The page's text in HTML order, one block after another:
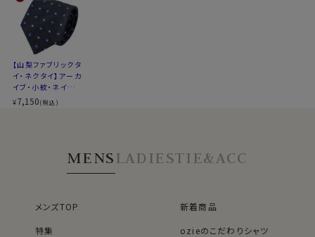
生地
山梨ファブリック
生地の
特徴
アーカイブ
風に再構築した柄。ビンテージ風でありな
がらモダンな印象。
※商品により長さに多少の差があります
【山梨ファブリックタ
イ・ネクタイ】アーカ
イブ・小紋・ネイビー
ブルー・日本製
¥7,150(税込)
MENSLADIESTIE&ACC
メンズTOP
新着商品
特集
ozieのこだわりシャツ